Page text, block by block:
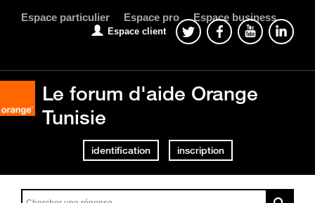
Espace particulier Espace pro Espace business
Espace client
Le forum d'aide Orange
Tunisie
identification inscription